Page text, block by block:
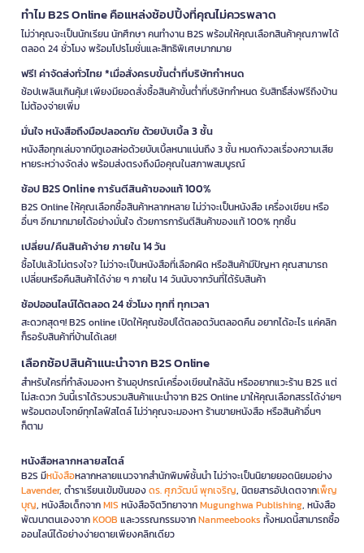
ทำไม B2S Online คือแหล่งช้อปปิ้งที่คุณไม่ควรพลาด
ไม่ว่าคุณจะเป็นนักเรียน นักศึกษา คนทำงาน B2S พร้อมให้คุณเลือกสินค้าคุณภาพได้
ตลอด 24 ชั่วโมง พร้อมโปรโมชั่นและสิทธิพิเศษมากมาย
ฟรี! ค่าจัดส่งทั่วไทย *เมื่อสั่งครบขั้นต่ำที่บริษัทกำหนด
ช้อปเพลินเกินคุ้ม! เพียงมียอดสั่งซื้อสินค้าขั้นต่ำที่บริษัทกำหนด รับสิทธิ์ส่งฟรีถึงบ้าน
ไม่ต้องจ่ายเพิ่ม
มั่นใจ หนังสือถึงมือปลอดภัย ด้วยบับเบิ้ล 3 ชั้น
หนังสือทุกเล่มจากบีทูเอสห่อด้วยบับเบิ้ลหนาแน่นถึง 3 ชั้น หมดกังวลเรื่องความเสีย
หายระหว่างจัดส่ง พร้อมส่งตรงถึงมือคุณในสภาพสมบูรณ์
ช้อป B2S Online การันตีสินค้าของแท้ 100%
B2S Online ให้คุณเลือกซื้อสินค้าหลากหลาย ไม่ว่าจะเป็นหนังสือ เครื่องเขียน หรือ
อื่นๆ อีกมากมายได้อย่างมั่นใจ ด้วยการการันตีสินค้าของแท้ 100% ทุกชิ้น
เปลี่ยน/คืนสินค้าง่าย ภายใน 14 วัน
ซื้อไปแล้วไม่ตรงใจ? ไม่ว่าจะเป็นหนังสือที่เลือกผิด หรือสินค้ามีปัญหา คุณสามารถ
เปลี่ยนหรือคืนสินค้าได้ง่าย ๆ ภายใน 14 วันนับจากวันที่ได้รับสินค้า
ช้อปออนไลน์ได้ตลอด 24 ชั่วโมง ทุกที่ ทุกเวลา
สะดวกสุดๆ! B2S online เปิดให้คุณช้อปได้ตลอดวันตลอดคืน อยากได้อะไร แค่คลิก
ก็รอรับสินค้าที่บ้านได้เลย!
เลือกช้อปสินค้าแนะนำจาก B2S Online
สำหรับใครที่กำลังมองหา ร้านอุปกรณ์เครื่องเขียนใกล้ฉัน หรืออยากแวะร้าน B2S แต่
ไม่สะดวก วันนี้เราได้รวบรวมสินค้าแนะนำจาก B2S Online มาให้คุณเลือกสรรได้ง่ายๆ
พร้อมตอบโจทย์ทุกไลฟ์สไตล์ ไม่ว่าคุณจะมองหา ร้านขายหนังสือ หรือสินค้าอื่นๆ
ก็ตาม
หนังสือหลากหลายสไตล์
B2S มีหนังสือหลากหลายแนวจากสำนักพิมพ์ชั้นนำ ไม่ว่าจะเป็นนิยายยอดนิยมอย่าง
Lavender, ตำราเรียนเข้มข้นของดร. ศุภวัฒน์ พุกเจริญ, นิตยสารอัปเดตจากเพ็ญ
บุญ, หนังสือเด็กจากMIS หนังสือจิตวิทยาจากMugunghwa Publishing, หนังสือ
พัฒนาตนเองจากKOOB และวรรณกรรมจากNanmeebooks ทั้งหมดนี้สามารถซื้อ
ออนไลน์ได้อย่างง่ายดายเพียงคลิกเดียว